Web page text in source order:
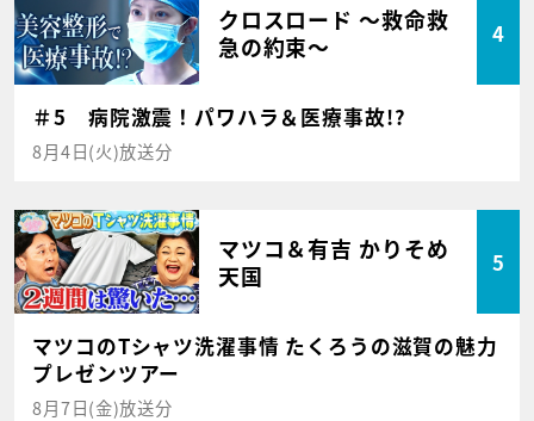
クロスロード ～救命救
急の約束～
4
＃5 病院激震！パワハラ＆医療事故!?
8月4日(火)放送分
マツコ＆有吉 かりそめ
天国
5
マツコのTシャツ洗濯事情 たくろうの滋賀の魅力
プレゼンツアー
8月7日(金)放送分